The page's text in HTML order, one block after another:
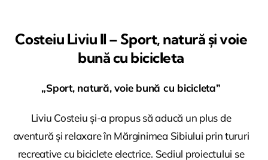
Costeiu Liviu II – Sport, natură și voie
bună cu bicicleta
„Sport, natură, voie bună cu bicicleta”
Liviu Costeiu și-a propus să aducă un plus de
aventură și relaxare în Mărginimea Sibiului prin tururi
recreative cu biciclete electrice. Sediul proiectului se